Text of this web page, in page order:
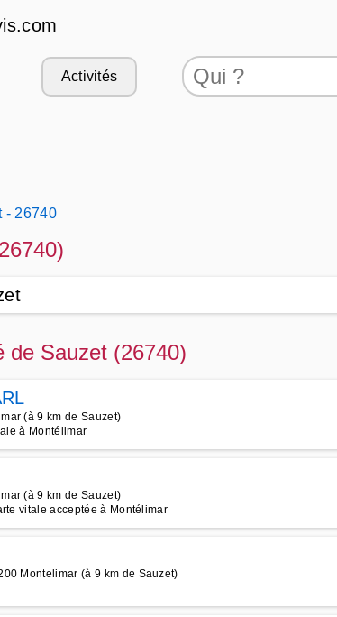
Activités
- 26740
de Sauzet (26740)
(à 9 km de Sauzet)
à Montélimar
(à 9 km de Sauzet)
vitale acceptée à Montélimar
Montelimar (à 9 km de Sauzet)